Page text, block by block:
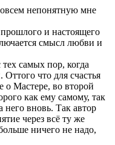
непонятную мне
и настоящего
смысл любви и
самых пор, когда
что для счастья
о Мастере, во второй
как ему самому, так
него вновь. Так автор
через всё ту же
ничего не надо,